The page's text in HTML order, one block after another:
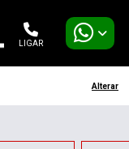
LIGAR
Alterar